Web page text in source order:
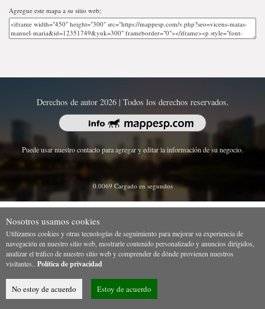
Agregue este mapa a su sitio web;
Derechos de autor 2026 | Todos los derechos reservados.
Puede usar nuestro contacto para agregar y editar la información de su negocio.
0.0069 Cargado en segundos
Nosotros usamos cookies
Utilizamos cookies y otras tecnologías de seguimiento para mejorar su experiencia de
navegación en nuestro sitio web, mostrarle contenido personalizado y anuncios dirigidos,
analizar el tráfico de nuestro sitio web y comprender de dónde provienen nuestros
visitantes.. Política de privacidad
No estoy de acuerdo Estoy de acuerdo